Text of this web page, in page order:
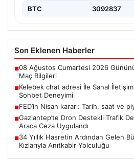
BTC 3092837
Son Eklenen Haberler
■08 Ağustos Cumartesi 2026
Maç Bilgileri
■Kelebek chat adresi İle Sanal
Sohbet Deneyimi
■FED’in Nisan kararı: Tarih, saat ve
■Gaziantep’te Dron Destekli Trafik
Araca Ceza Uygulandı
■34 Yıllık Hasretin Ardından Gelen
Kızlarıyla Anıtkabir Yolculuğu